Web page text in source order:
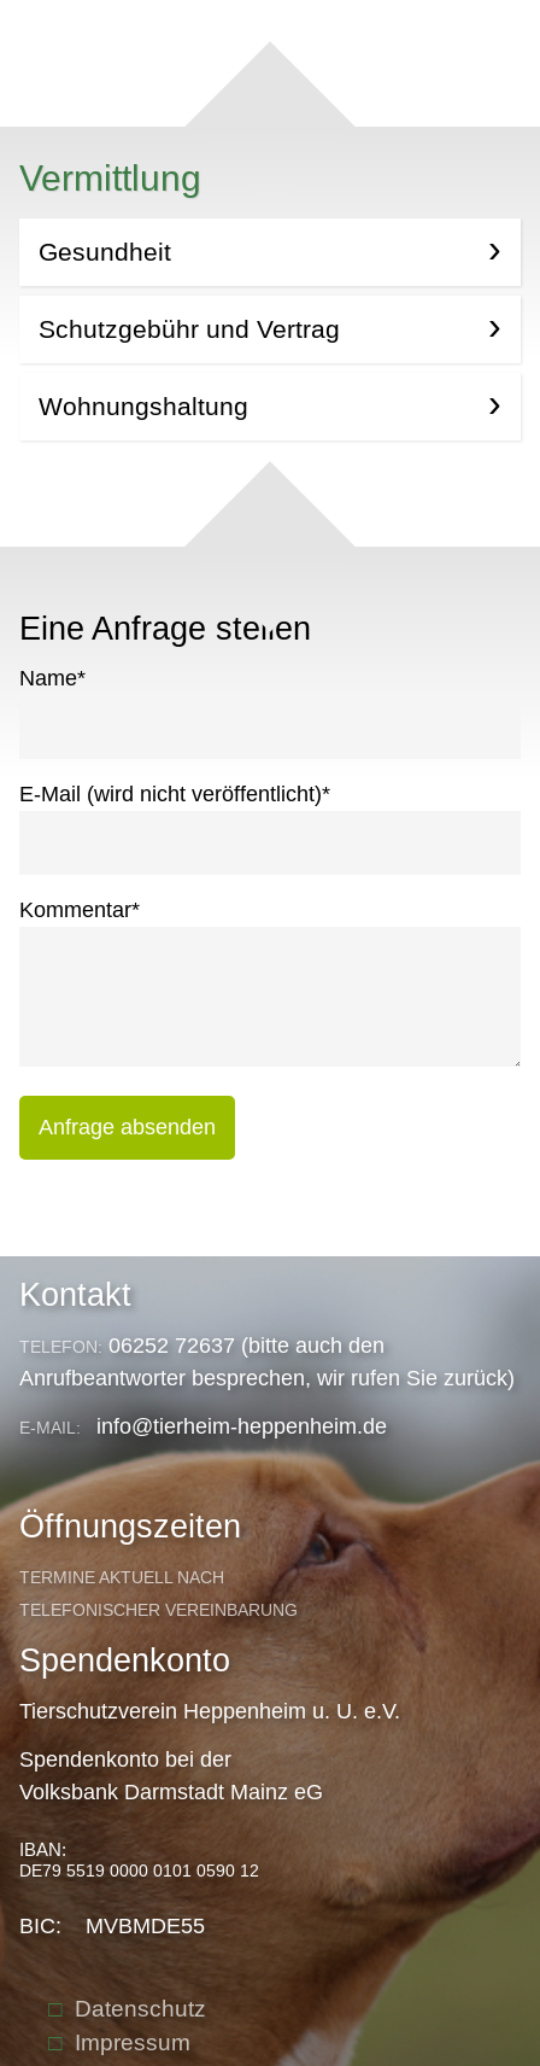
Vermittlung
Gesundheit
Schutzgebühr und Vertrag
Wohnungshaltung
Eine Anfrage stellen
Name*
E-Mail (wird nicht veröffentlicht)*
Kommentar*
Anfrage absenden
Kontakt
TELEFON: 06252 72637 (bitte auch den
Anrufbeantworter besprechen, wir rufen Sie zurück)
E-MAIL: info@tierheim-heppenheim.de
Öffnungszeiten
TERMINE AKTUELL NACH
TELEFONISCHER VEREINBARUNG
Spendenkonto
Tierschutzverein Heppenheim u. U. e.V.
Spendenkonto bei der
Volksbank Darmstadt Mainz eG
IBAN:
DE79 5519 0000 0101 0590 12
BIC: MVBMDE55
Datenschutz
Impressum